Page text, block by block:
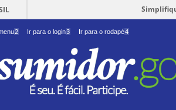
2 Ir para o login3 Ir para o rodapé4